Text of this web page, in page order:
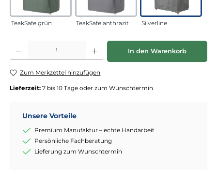
TeakSafe grün TeakSafe anthrazit Silverline
Produkt Anzahl: Gib den gewünschten Wert ein oder benutze die
In den Warenkorb
Zum Merkzettel hinzufügen
Lieferzeit: 7 bis 10 Tage oder zum Wunschtermin
Unsere Vorteile
Premium Manufaktur – echte Handarbeit
Persönliche Fachberatung
Lieferung zum Wunschtermin